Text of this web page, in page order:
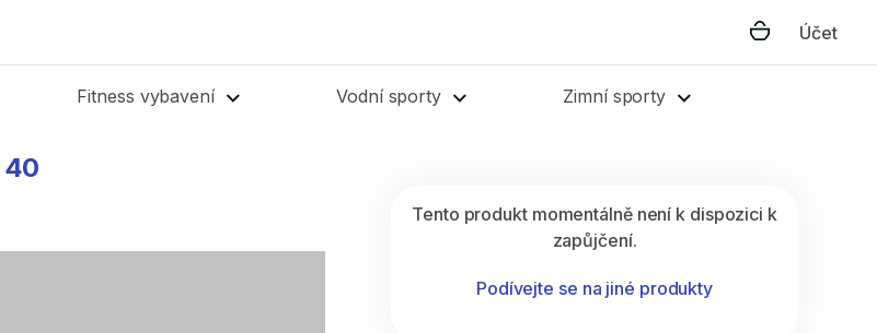
Účet
Fitness vybavení Vodní sporty Zimní sporty
40
Tento produkt momentálně není k dispozici k
zapůjčení.
Podívejte se na jiné produkty